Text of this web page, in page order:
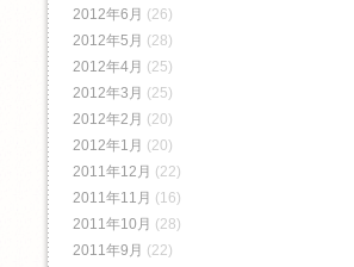
2012年6月 (26)
2012年5月 (28)
2012年4月 (25)
2012年3月 (25)
2012年2月 (20)
2012年1月 (20)
2011年12月 (22)
2011年11月 (16)
2011年10月 (28)
2011年9月 (22)